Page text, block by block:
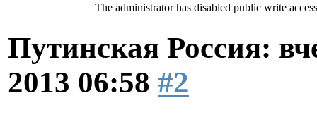
The administrator has disabled public write
Путинская Россия:
2013 06:58 #2